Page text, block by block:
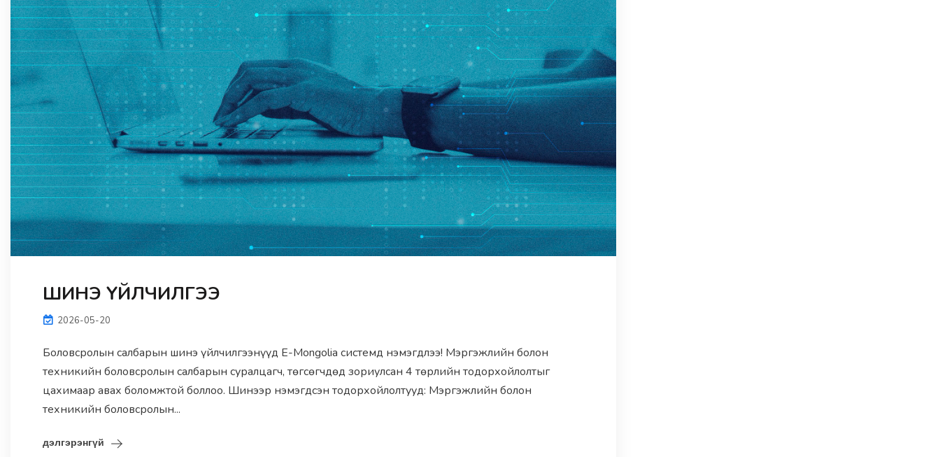
ШИНЭ ҮЙЛЧИЛГЭЭ
2026-05-20
Боловсролын салбарын шинэ үйлчилгээнүүд E-Mongolia системд нэмэгдлээ! Мэргэжлийн болон
техникийн боловсролын салбарын суралцагч, төгсөгчдөд зориулсан 4 төрлийн тодорхойлолтыг
цахимаар авах боломжтой боллоо. Шинээр нэмэгдсэн тодорхойлолтууд: Мэргэжлийн болон
техникийн боловсролын...
дэлгэрэнгүй